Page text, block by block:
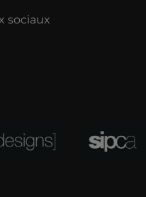
sociaux